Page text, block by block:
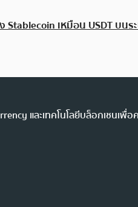
เหมือน USDT บนร
และเทคโนโลยีบล็อกเชนเ